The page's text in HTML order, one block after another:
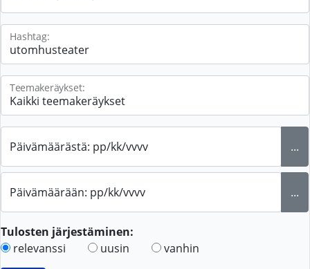
Hashtag:
Teemakeräykset:
Päivämäärästä: pp/kk/vvvv ...
Päivämäärään: pp/kk/vvvv ...
Tulosten järjestäminen:
relevanssi
uusin vanhin